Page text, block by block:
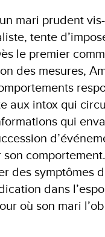
mari prudent
tente
le premier
des mesures,
aux intox qui
qui
des symptômes
dans
où son mari